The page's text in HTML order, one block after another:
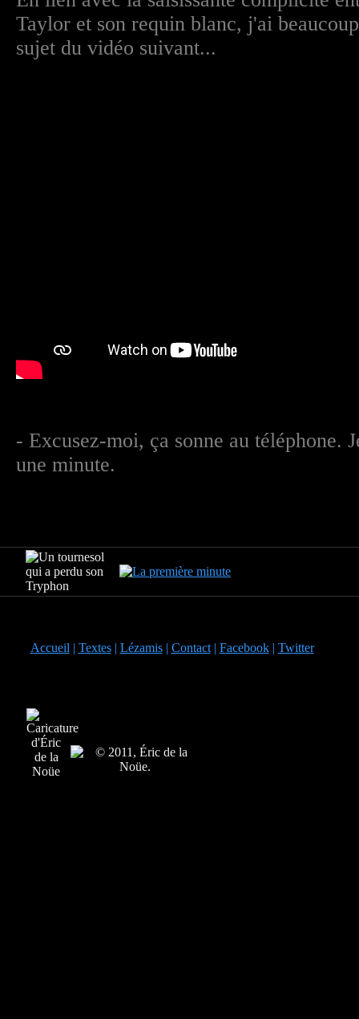
Taylor et son requin blanc, j'ai
sujet du vidéo suivant...
- Excusez-moi, ça sonne au téléphone.
une minute.
Accueil | Textes| Lézamis| Contact| Facebook| Twitter